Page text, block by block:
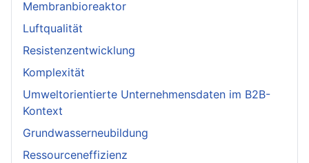
Membranbioreaktor
Luftqualität
Resistenzentwicklung
Komplexität
Umweltorientierte Unternehmensdaten im B2B-
Kontext
Grundwasserneubildung
Ressourceneffizienz